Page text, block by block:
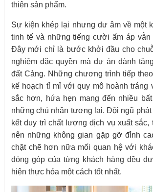
thiện sản phẩm.
Sự kiện khép lại nhưng dư âm về một
tinh tế và những tiếng cười ấm áp vẫn
Đây mới chỉ là bước khởi đầu cho
nghiệm đặc quyền mà dự án dành
đất Cảng. Những chương trình tiếp
kế hoạch tỉ mỉ với quy mô hoành tráng
sắc hơn, hứa hẹn mang đến nhiều
những chủ nhân tương lai. Đội ngũ
kết duy trì chất lượng dịch vụ xuất sắc,
nên những không gian gặp gỡ đỉnh
chặt chẽ hơn nữa mối quan hệ với
đóng góp của từng khách hàng đều
hiện thực hóa một cách tốt nhất.